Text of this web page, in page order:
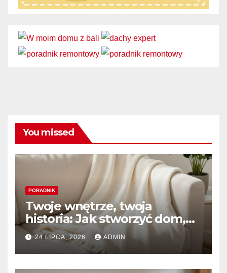
You missed
PORADNIK
Twoje wnętrze, twoja
historia: Jak stworzyć dom,
który naprawdę kochasz
24 LIPCA, 2026 ADMIN